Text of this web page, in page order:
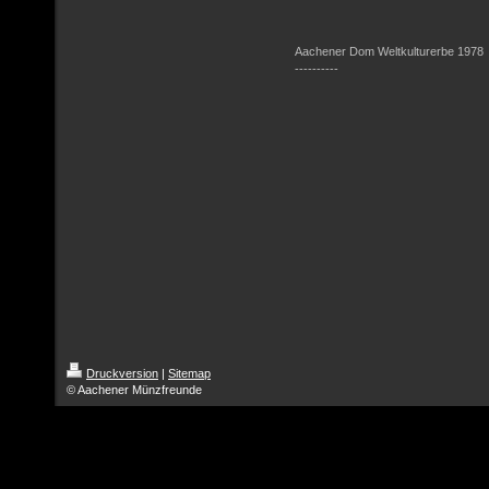
Aachener Dom Weltkulturerbe 1978
----------
Druckversion | Sitemap
© Aachener Münzfreunde